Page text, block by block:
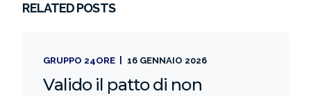
RELATED POSTS
GRUPPO 24ORE 16 GENNAIO 2026
Valido il patto di non